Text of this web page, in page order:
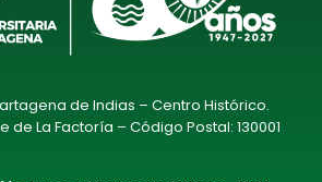
de Indias – Centro Histórico.
de La Factoría – Código Postal: 130001